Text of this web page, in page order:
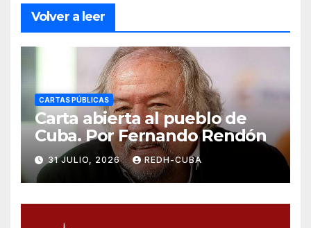
Volver a leer
CARTAS PÚBLICAS
Carta abierta al pueblo de
Cuba. Por Fernando Rendón
31 JULIO, 2026 REDH-CUBA